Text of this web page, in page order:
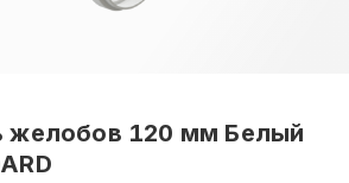
желобов 120 мм Белый